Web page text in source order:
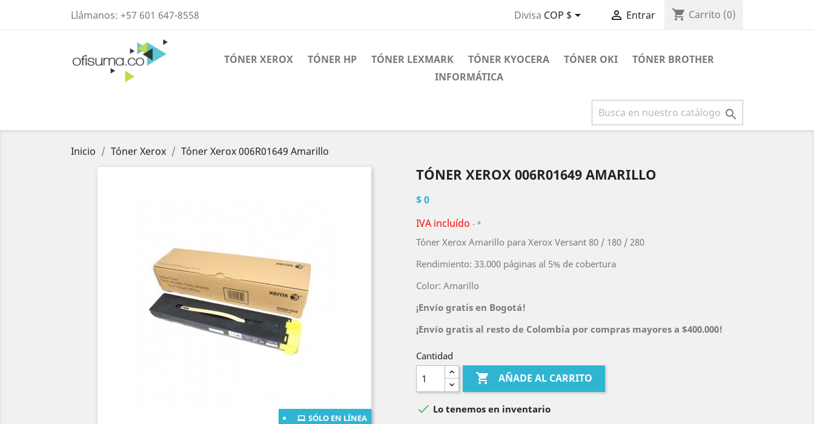
Llámanos: +57 601 647-8558 Divisa COP $  Entrar shopping_cart Carrito (0)
TÓNER XEROX TÓNER HP TÓNER LEXMARK TÓNER KYOCERA TÓNER OKI
TÓNER BROTHER
INFORMÁTICA

Inicio Tóner Xerox Tóner Xerox 006R01649 Amarillo
SÓLO EN LÍNEA
TÓNER XEROX 006R01649 AMARILLO
$ 0
IVA incluído
*
Tóner Xerox Amarillo para Xerox Versant 80 / 180 / 280
Rendimiento: 33.000 páginas al 5% de cobertura
Color: Amarillo
¡Envío gratis en Bogotá!
¡Envío gratis al resto de Colombia por compras mayores a $400.000!
Cantidad
 AÑADE AL CARRITO
 Lo tenemos en inventario